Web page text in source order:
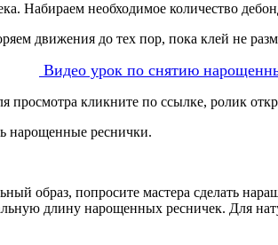
Набираем необходимое количество
движения до тех пор, пока клей не
Видео урок по снятию
просмотра кликните по ссылке, ролик
нарощенные реснички.
образ, попросите мастера сделать
длину нарощенных ресничек. Для